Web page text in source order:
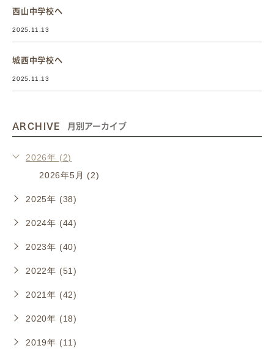
西山中学校へ
2025.11.13
城西中学校へ
2025.11.13
ARCHIVE 月別アーカイブ
2026年 (2)
2026年5月 (2)
2025年 (38)
2024年 (44)
2023年 (40)
2022年 (51)
2021年 (42)
2020年 (18)
2019年 (11)